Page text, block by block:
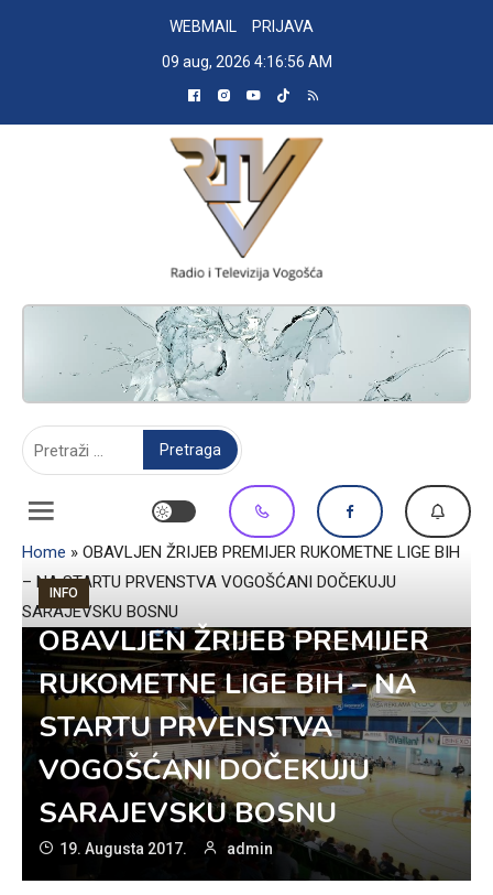
WEBMAIL
PRIJAVA
09 aug, 2026 4:16:57 AM
RADIO TELEVIZIJA VOGOŠĆA
Home » OBAVLJEN ŽRIJEB PREMIJER RUKOMETNE LIGE BIH
– NA STARTU PRVENSTVA VOGOŠĆANI DOČEKUJU
SARAJEVSKU BOSNU
INFO
OBAVLJEN ŽRIJEB PREMIJER
RUKOMETNE LIGE BIH – NA
STARTU PRVENSTVA
VOGOŠĆANI DOČEKUJU
SARAJEVSKU BOSNU
19. Augusta 2017. admin